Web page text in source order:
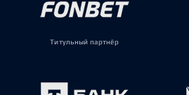
Титульный партнёр